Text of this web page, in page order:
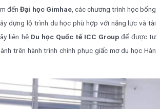
đếnĐại học Gimhae, các chương trình học bổng
dựng lộ trình du học phù hợp với năng lực và tài
liên hệ Du học Quốc tế ICC Group để được tư
trên hành trình chinh phục giấc mơ du học Hàn